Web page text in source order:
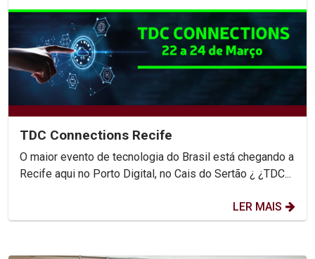
TDC Connections Recife
O maior evento de tecnologia do Brasil está chegando a
Recife aqui no Porto Digital, no Cais do Sertão ¿ ¿TDC...
LER MAIS